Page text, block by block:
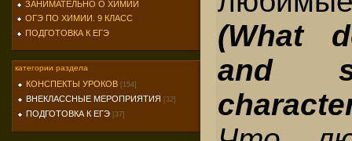
ЗАНИМАТЕЛЬНО О ХИМИИ
ОГЭ ПО ХИМИИ. 9 КЛАСС
ПОДГОТОВКА К ЕГЭ
категории раздела
КОНСПЕКТЫ УРОКОВ [154]
ВНЕКЛАССНЫЕ МЕРОПРИЯТИЯ [32]
ПОДГОТОВКА К ЕГЭ [37]
(What
and